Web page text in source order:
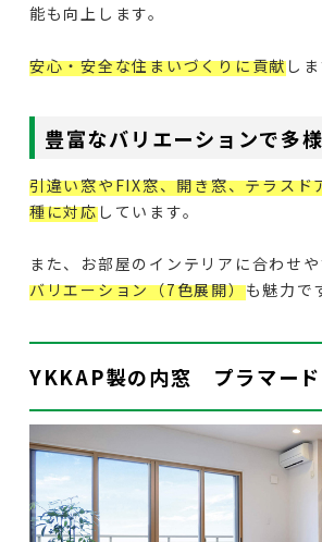
能も向上します。
安心・安全な住まいづくりに貢献しま
豊富なバリエーションで多
引違い窓やFIX窓、開き窓、テラスド
種に対応しています。
また、お部屋のインテリアに合わせ
バリエーション（7色展開）も魅力で
YKKAP製の内窓 プラマー